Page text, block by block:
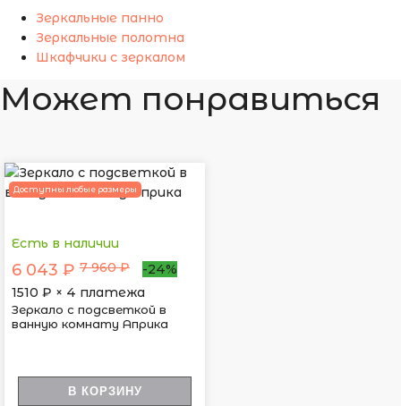
Зеркальные панно
Зеркальные полотна
Шкафчики с зеркалом
Может понравиться
Доступны любые размеры
Есть в наличии
6 043 ₽ 7 960 ₽
-24%
1510 ₽ × 4 платежа
Зеркало с подсветкой в
ванную комнату Априка
В КОРЗИНУ